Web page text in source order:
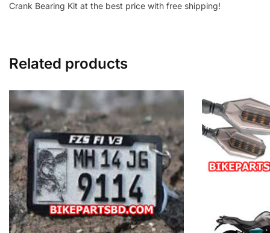
Crank Bearing Kit at the best price with free shipping!
Related products